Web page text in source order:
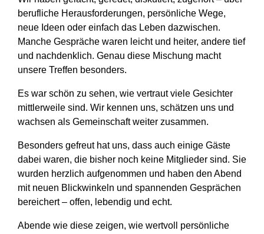
berufliche Herausforderungen, persönliche Wege,
neue Ideen oder einfach das Leben dazwischen.
Manche Gespräche waren leicht und heiter, andere tief
und nachdenklich. Genau diese Mischung macht
unsere Treffen besonders.
Es war schön zu sehen, wie vertraut viele Gesichter
mittlerweile sind. Wir kennen uns, schätzen uns und
wachsen als Gemeinschaft weiter zusammen.
Besonders gefreut hat uns, dass auch einige Gäste
dabei waren, die bisher noch keine Mitglieder sind. Sie
wurden herzlich aufgenommen und haben den Abend
mit neuen Blickwinkeln und spannenden Gesprächen
bereichert – offen, lebendig und echt.
Abende wie diese zeigen, wie wertvoll persönliche